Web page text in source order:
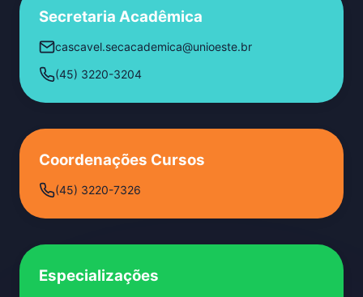
Secretaria Acadêmica
cascavel.secacademica@unioeste.br
(45) 3220-3204
Coordenações Cursos
(45) 3220-7326
Especializações